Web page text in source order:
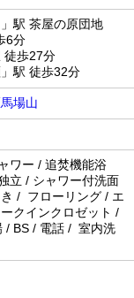
駅 茶屋の原団地
6分
徒歩27分
駅 徒歩32分
場山
ワー / 追焚機能浴
立 / シャワー付洗面
/ フローリング / エ
クインクロゼット /
/ BS / 電話 / 室内洗